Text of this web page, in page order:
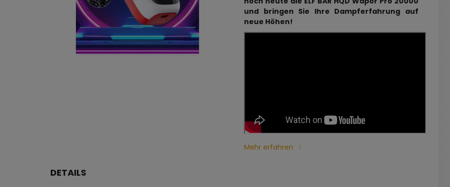
und bringen Sie Ihre Dampferfahrung auf
neue Höhen!
Mehr erfahren
DETAILS